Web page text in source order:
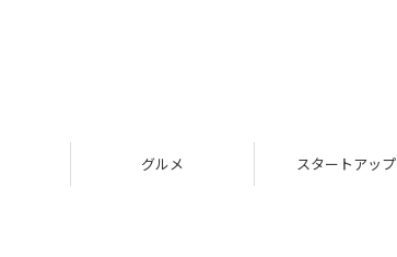
グルメ スタートアップ